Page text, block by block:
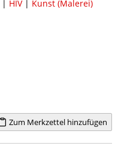
| HIV| Kunst (Malerei)
Zum Merkzettel hinzufügen